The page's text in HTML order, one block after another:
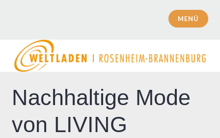
Weltladen | Rosenheim | Brannenburg
MENÜ
Nachhaltige Mode
von LIVING